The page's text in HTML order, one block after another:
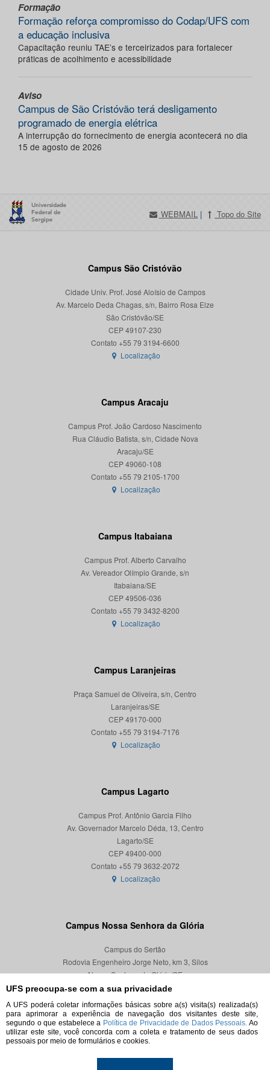
UFS preocupa-se com a sua privacidade
A UFS poderá coletar informações básicas sobre a(s) visita(s) realizada(s)
para aprimorar a experiência de navegação dos visitantes deste site,
segundo o que estabelece a Política de Privacidade de Dados Pessoais. Ao
utilizar este site, você concorda com a coleta e tratamento de seus dados
pessoais por meio de formulários e cookies.
Formação
Formação reforça compromisso do Codap/UFS com
a educação inclusiva
Capacitação reuniu TAE’s e terceirizados para fortalecer
práticas de acolhimento e acessibilidade
Aviso
Campus de São Cristóvão terá desligamento
programado de energia elétrica
A interrupção do fornecimento de energia acontecerá no dia
15 de agosto de 2026
WEBMAIL | Topo do Site
Campus São Cristóvão
Cidade Univ. Prof. José Aloísio de Campos
Av. Marcelo Deda Chagas, s/n, Bairro Rosa Elze
São Cristóvão/SE
CEP 49107-230
Localização
Campus Aracaju
Campus Prof. João Cardoso Nascimento
Rua Cláudio Batista, s/n, Cidade Nova
Aracaju/SE
CEP 49060-108
Localização
Campus Itabaiana
Campus Prof. Alberto Carvalho
Av. Vereador Olímpio Grande, s/n
Itabaiana/SE
CEP 49506-036
Localização
Campus Laranjeiras
Praça Samuel de Oliveira, s/n, Centro
Laranjeiras/SE
CEP 49170-000
Localização
Campus Lagarto
Campus Prof. Antônio Garcia Filho
Av. Governador Marcelo Déda, 13, Centro
Lagarto/SE
CEP 49400-000
Localização
Campus Nossa Senhora da Glória
Campus do Sertão
Rodovia Engenheiro Jorge Neto, km 3, Silos
Nossa Senhora da Glória/SE
CEP 49680-000
Localização